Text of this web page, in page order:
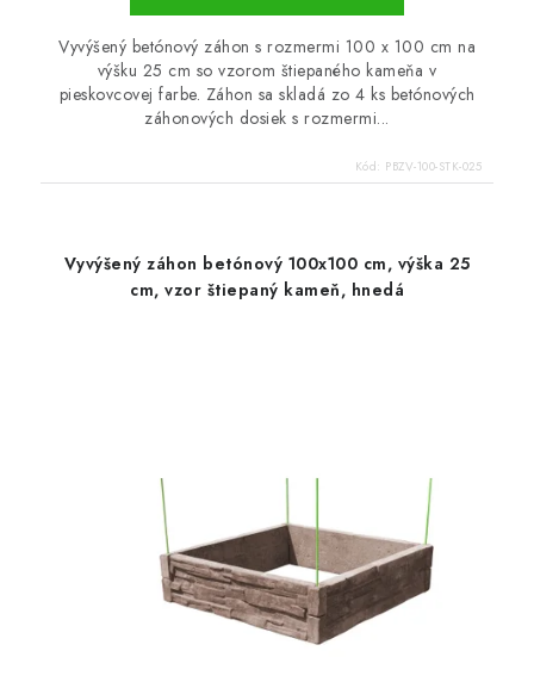
Vyvýšený betónový záhon s rozmermi 100 x 100 cm na
výšku 25 cm so vzorom štiepaného kameňa v
pieskovcovej farbe. Záhon sa skladá zo 4 ks betónových
záhonových dosiek s rozmermi...
Kód: PBZV-100-STK-025
Vyvýšený záhon betónový 100x100 cm, výška 25
cm, vzor štiepaný kameň, hnedá